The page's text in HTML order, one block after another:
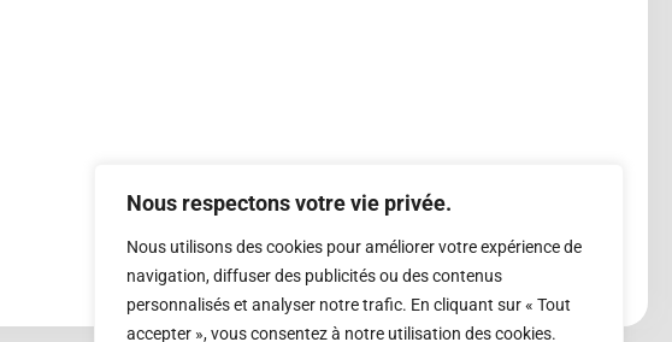
Nous respectons votre vie privée.
Nous utilisons des cookies pour améliorer votre expérience de
navigation, diffuser des publicités ou des contenus
personnalisés et analyser notre trafic. En cliquant sur « Tout
accepter », vous consentez à notre utilisation des cookies.